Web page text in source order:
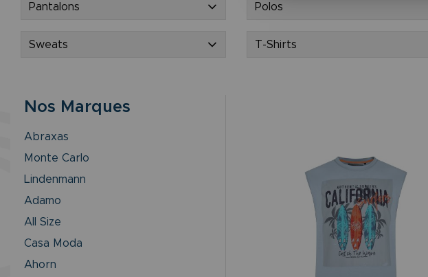
Pantalons Polos
Sweats T-Shirts
Nos Marques
Abraxas
Monte Carlo
Lindenmann
Adamo
All Size
Casa Moda
Ahorn